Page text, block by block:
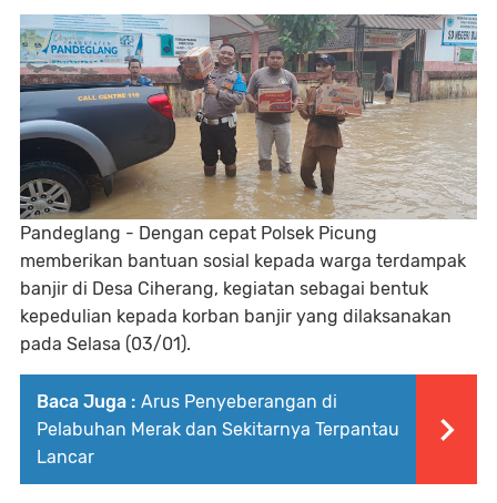
Pandeglang - Dengan cepat Polsek Picung
memberikan bantuan sosial kepada warga terdampak
banjir di Desa Ciherang, kegiatan sebagai bentuk
kepedulian kepada korban banjir yang dilaksanakan
pada Selasa (03/01).
Baca Juga : Arus Penyeberangan di
Pelabuhan Merak dan Sekitarnya Terpantau
Lancar